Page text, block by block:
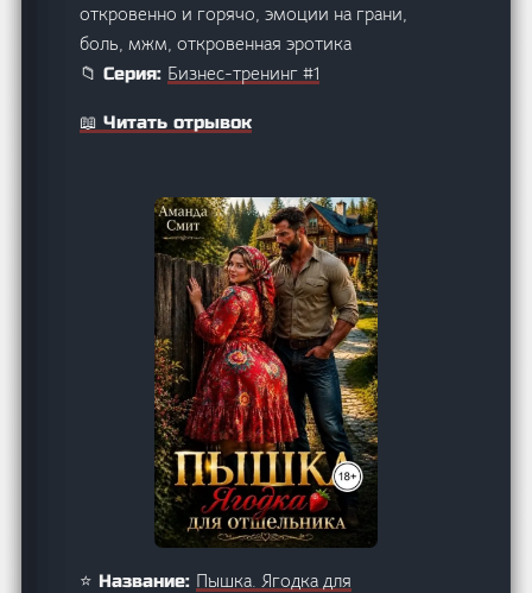
откровенно и горячо, эмоции на грани,
боль, мжм, откровенная эротика
📁 Серия: Бизнес-тренинг #1
📖 Читать отрывок
⭐ Название: Пышка. Ягодка для